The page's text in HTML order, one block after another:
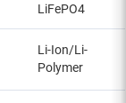
LiFePO4
Li-Ion/Li-
Polymer